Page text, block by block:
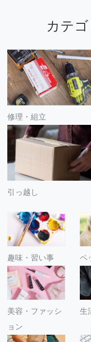
カテ
修理・組立
引っ越し
趣味・習い事 ペ
美容・ファッシ
ョン
生